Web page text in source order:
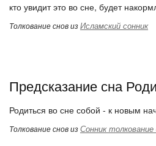
кто увидит это во сне, будет
Толкование снов изИсламский сонник
Предсказание сна
Родиться во сне собой - к новым
Толкование снов изСонник толкование